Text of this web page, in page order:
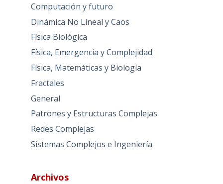
Computación y futuro
Dinámica No Lineal y Caos
Física Biológica
Física, Emergencia y Complejidad
Física, Matemáticas y Biología
Fractales
General
Patrones y Estructuras Complejas
Redes Complejas
Sistemas Complejos e Ingeniería
Archivos